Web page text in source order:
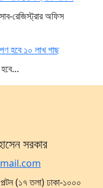
রেজিস্ট্রার অফিস
সরকার
পল্টন (১৭ তলা) ঢাকা-১০০০